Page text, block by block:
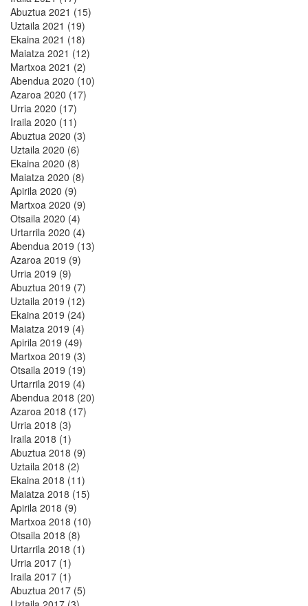
Abuztua 2021 (15)
Uztaila 2021 (19)
Ekaina 2021 (18)
Maiatza 2021 (12)
Martxoa 2021 (2)
Abendua 2020 (10)
Azaroa 2020 (17)
Urria 2020 (17)
Iraila 2020 (11)
Abuztua 2020 (3)
Uztaila 2020 (6)
Ekaina 2020 (8)
Maiatza 2020 (8)
Apirila 2020 (9)
Martxoa 2020 (9)
Otsaila 2020 (4)
Urtarrila 2020 (4)
Abendua 2019 (13)
Azaroa 2019 (9)
Urria 2019 (9)
Abuztua 2019 (7)
Uztaila 2019 (12)
Ekaina 2019 (24)
Maiatza 2019 (4)
Apirila 2019 (49)
Martxoa 2019 (3)
Otsaila 2019 (19)
Urtarrila 2019 (4)
Abendua 2018 (20)
Azaroa 2018 (17)
Urria 2018 (3)
Iraila 2018 (1)
Abuztua 2018 (9)
Uztaila 2018 (2)
Ekaina 2018 (11)
Maiatza 2018 (15)
Apirila 2018 (9)
Martxoa 2018 (10)
Otsaila 2018 (8)
Urtarrila 2018 (1)
Urria 2017 (1)
Iraila 2017 (1)
Abuztua 2017 (5)